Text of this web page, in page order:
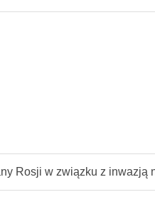
Rosji w związku z inwazją